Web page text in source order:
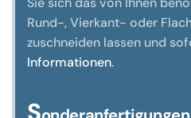
Rund-, Vierkant- oder
zuschneiden lassen und
Informationen.